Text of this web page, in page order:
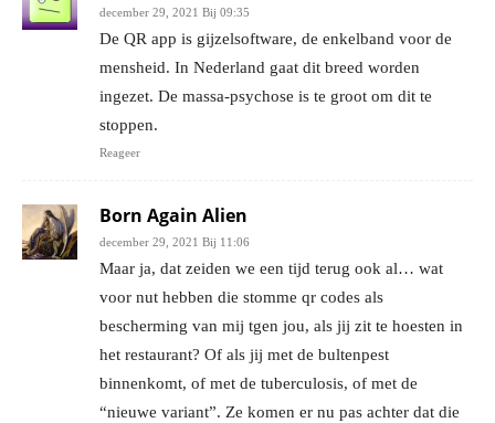
december 29, 2021 Bij 09:35
De QR app is gijzelsoftware, de enkelband voor de
mensheid. In Nederland gaat dit breed worden
ingezet. De massa-psychose is te groot om dit te
stoppen.
Reageer
Born Again Alien
december 29, 2021 Bij 11:06
Maar ja, dat zeiden we een tijd terug ook al… wat
voor nut hebben die stomme qr codes als
bescherming van mij tgen jou, als jij zit te hoesten in
het restaurant? Of als jij met de bultenpest
binnenkomt, of met de tuberculosis, of met de
“nieuwe variant”. Ze komen er nu pas achter dat die